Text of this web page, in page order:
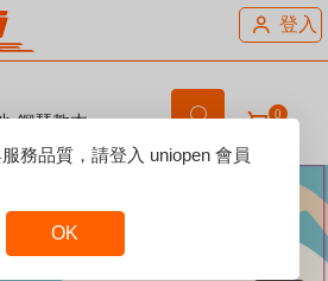
登入
鋼琴教本 0
務品質，請登入 uniopen 會員
OK